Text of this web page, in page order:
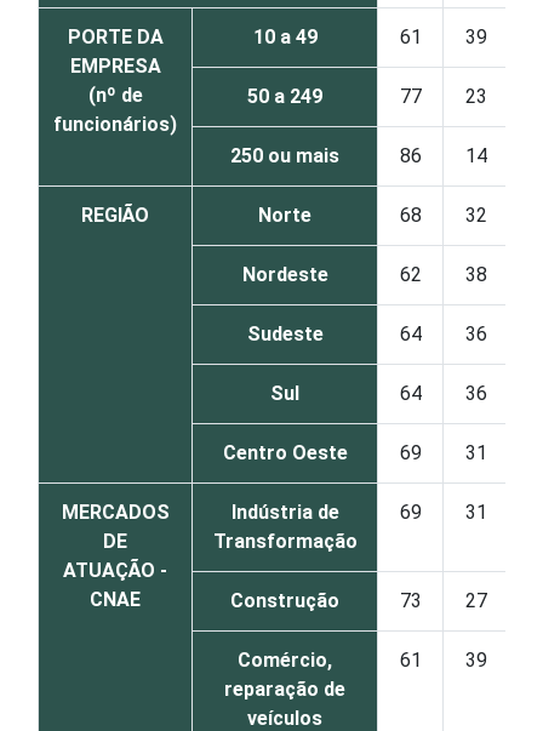
PORTE DA
EMPRESA
(nº de
funcionários)
10 a 49 61 39
50 a 249 77 23
250 ou mais 86 14
REGIÃO Norte 68 32
Nordeste 62 38
Sudeste 64 36
Sul 64 36
Centro Oeste 69 31
MERCADOS
DE
ATUAÇÃO -
CNAE
Indústria de
Transformação
69 31
Construção 73 27
Comércio,
reparação de
veículos
61 39